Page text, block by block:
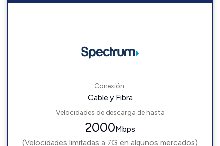
Conexión:
Cable y Fibra
Velocidades de descarga de hasta
2000Mbps
(Velocidades limitadas a 7G en algunos mercados)